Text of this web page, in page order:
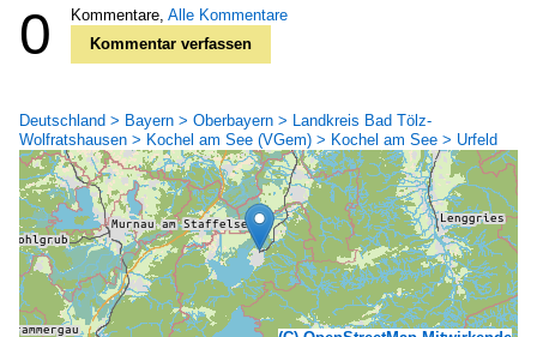
0 Kommentare, Alle Kommentare
Kommentar verfassen
Deutschland > Bayern > Oberbayern > Landkreis Bad Tölz-
Wolfratshausen > Kochel am See (VGem) > Kochel am See > Urfeld